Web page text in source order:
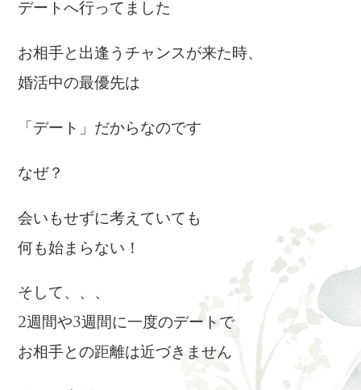
デートへ行ってました
お相手と出逢うチャンスが来た時、
婚活中の最優先は
「デート」だからなのです
なぜ？
会いもせずに考えていても
何も始まらない！
そして、、、
2週間や3週間に一度のデートで
お相手との距離は近づきません